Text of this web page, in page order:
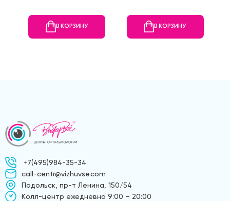
В КОРЗИНУ В КОРЗИНУ
+7(495)984-35-34
call-centr@vizhuvse.com
Подольск, пр-т Ленина, 150/54
Kолл-центр ежедневно 9:00 – 20:00